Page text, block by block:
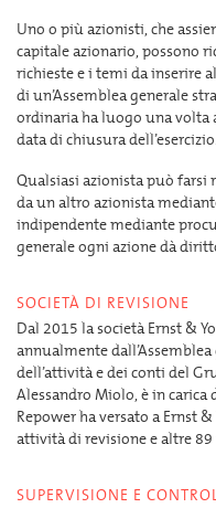
Uno o più azionisti, che
capitale azionario, possono
richieste e i temi da inserire
di un’Assemblea generale
ordinaria ha luogo una volta
data di chiusura dell’esercizio.
Qualsiasi azionista può farsi
da un altro azionista
indipendente mediante
generale ogni azione dà
SOCIETÀ DI REVISIONE
Dal 2015 la società Ernst &
annualmente
dell’attività e dei conti del
Alessandro Miolo, è in carica
Repower ha versato a Ernst
attività di revisione e altre
SUPERVISIONE E